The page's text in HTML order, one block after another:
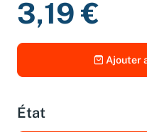
3,19 €
Ajouter
État